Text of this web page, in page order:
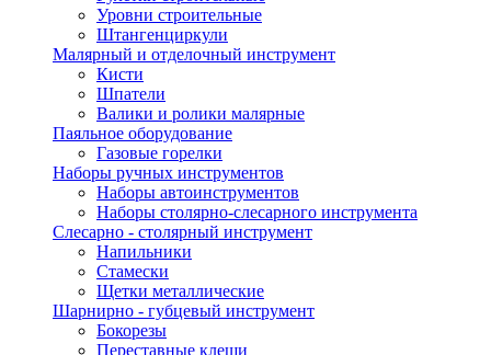
Уровни строительные
Штангенциркули
Малярный и отделочный инструмент
Кисти
Шпатели
Валики и ролики малярные
Паяльное оборудование
Газовые горелки
Наборы ручных инструментов
Наборы автоинструментов
Наборы столярно-слесарного инструмента
Слесарно - столярный инструмент
Напильники
Стамески
Щетки металлические
Шарнирно - губцевый инструмент
Бокорезы
Переставные клещи